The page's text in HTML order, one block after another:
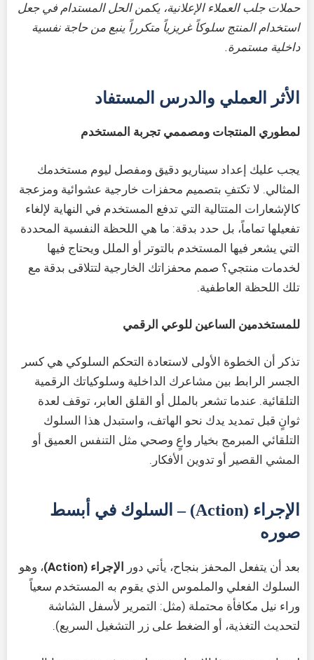
حملات جلب العملاء الإعلانية، يكمن الحل المستدام في جعل
استخدام المنتج سلوكاً غريزياً متكرراً ينبع من حاجة نفسية
داخلية مستمرة.
الأثر العملي والدرس المستفاد
لمطوري المنتجات ومصممي تجربة المستخدم
يجب عليك إعداد سيناريو دقيق ومفصل ليوم مستخدمك
المثالي. لا تكتفِ بتصميم محفزات خارجية عشوائية ومزعجة
كالإشعارات المتتالية التي تدفع المستخدم في النهاية لإلغاء
تفعيلها تماماً، بل حدد بدقة: ما هي اللحظة النفسية المحددة
التي يشعر فيها المستخدم بالتوتر أو الملل ويحتاج فيها
لخدمات منتجي؟ صمم محفزاتك الخارجية لتتلاقى بدقة مع
تلك اللحظة العاطفية.
للمستخدمين الساعين للوعي الرقمي
تذكر أن الخطوة الأولى لاستعادة التحكم السلوكي هي كسر
الجسر الرابط بين مشاعرك الداخلية وسلوكياتك الرقمية
التلقائية. عندما تشعر بالملل أو القلق العابر، توقف لعدة
ثوانٍ قبل تمديد يدك نحو الهاتف، واستبدل هذا السلوك
التلقائي المبرمج بخيار واعٍ وصحي مثل التنفس العميق أو
المشي القصير أو تدوين الأفكار.
الإجراء (Action) – السلوك في أبسط
صوره
بعد أن يتفعل المحفز بنجاح، يأتي دور الإجراء (Action)
، وهو
السلوك الفعلي والملموس الذي يقوم به المستخدم سعياً
وراء نيل مكافأة محتملة (مثل: التمرير لأسفل الشاشة
لتحديث التغذية، أو الضغط على زر التشغيل السريع).